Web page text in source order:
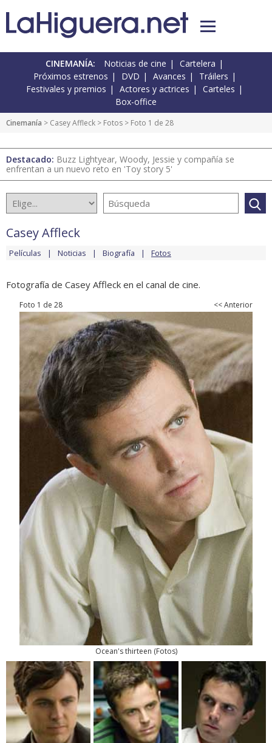
CINEMANÍA: Noticias de cine
Cartelera
Próximos estrenos
DVD Avances
Tráilers
Festivales y premios
Actores y actrices
Carteles
Box-office
Cinemanía > Casey Affleck > Fotos > Foto 1 de 28
Destacado: Buzz Lightyear, Woody, Jessie y compañía se
enfrentan a un nuevo reto en 'Toy story 5'
Casey Affleck
Películas Noticias Biografía Fotos
Fotografía de Casey Affleck en el canal de cine.
Foto 1 de 28 << Anterior
Ocean's thirteen (Fotos)